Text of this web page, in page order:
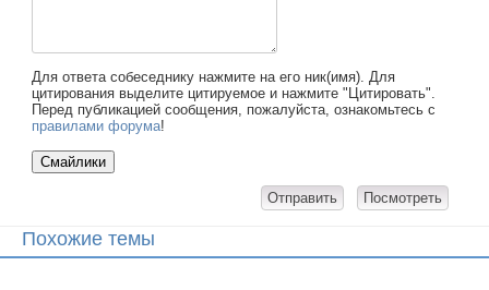
Для ответа собеседнику нажмите на его ник(имя). Для
цитирования выделите цитируемое и нажмите "Цитировать".
Перед публикацией сообщения, пожалуйста, ознакомьтесь с
правилами форума!
Похожие темы